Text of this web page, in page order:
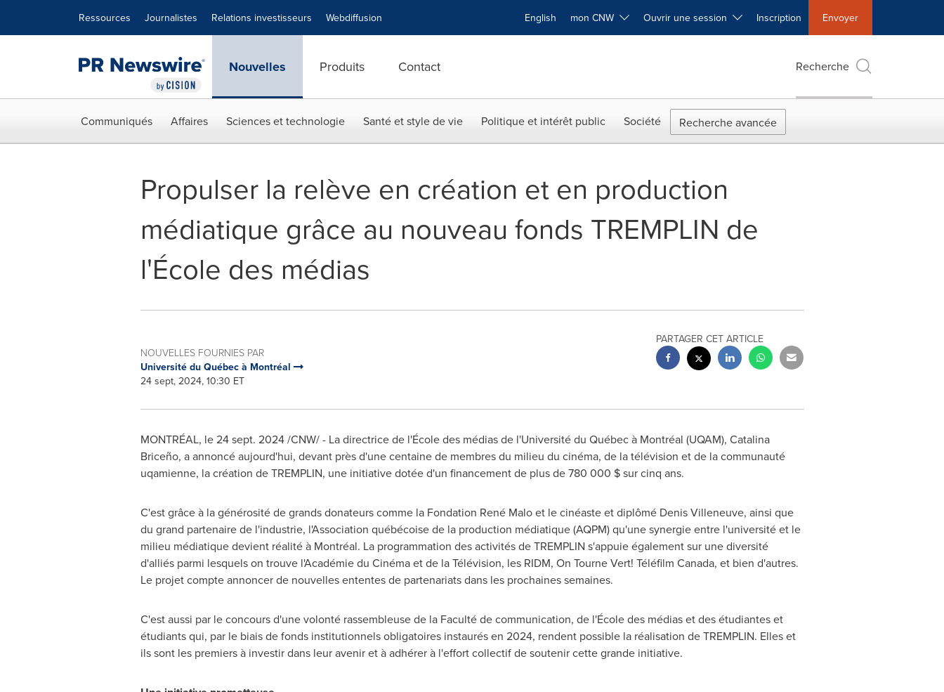
Ressources Journalistes Relations investisseurs Webdiffusion English mon CNW Ouvrir une session Inscription Envoyer
Nouvelles Produits Contact Recherche
Communiqués Affaires Sciences et technologie Santé et style de vie Politique et intérêt public Société Recherche avancée
Propulser la relève en création et en production
médiatique grâce au nouveau fonds TREMPLIN de
l'École des médias
NOUVELLES FOURNIES PAR
Université du Québec à Montréal
24 sept, 2024, 10:30 ET
PARTAGER CET ARTICLE
MONTRÉAL, le24 sept. 2024/CNW/ - La directrice de l'École des médias de l'Université du Québec à Montréal (UQAM), Catalina
Briceño, a annoncé aujourd'hui, devant près d'une centaine de membres du milieu du cinéma, de la télévision et de la communauté
uqamienne, la création de TREMPLIN, une initiative dotée d'un financement de plus de 780 000 $ sur cinq ans.
C'est grâce à la générosité de grands donateurs comme la Fondation René Malo et le cinéaste et diplômé Denis Villeneuve, ainsi que
du grand partenaire de l'industrie, l'Association québécoise de la production médiatique (AQPM) qu'une synergie entre l'université et le
milieu médiatique devient réalité à Montréal. La programmation des activités de TREMPLIN s'appuie également sur une diversité
d'alliés parmi lesquels on trouve l'Académie du Cinéma et de la Télévision, les RIDM, On Tourne Vert! Téléfilm Canada, et bien d'autres.
Le projet compte annoncer de nouvelles ententes de partenariats dans les prochaines semaines.
C'est aussi par le concours d'une volonté rassembleuse de la Faculté de communication, de l'École des médias et des étudiantes et
étudiants qui, par le biais de fonds institutionnels obligatoires instaurés en 2024, rendent possible la réalisation de TREMPLIN. Elles et
ils sont les premiers à investir dans leur avenir et à adhérer à l'effort collectif de soutenir cette grande initiative.